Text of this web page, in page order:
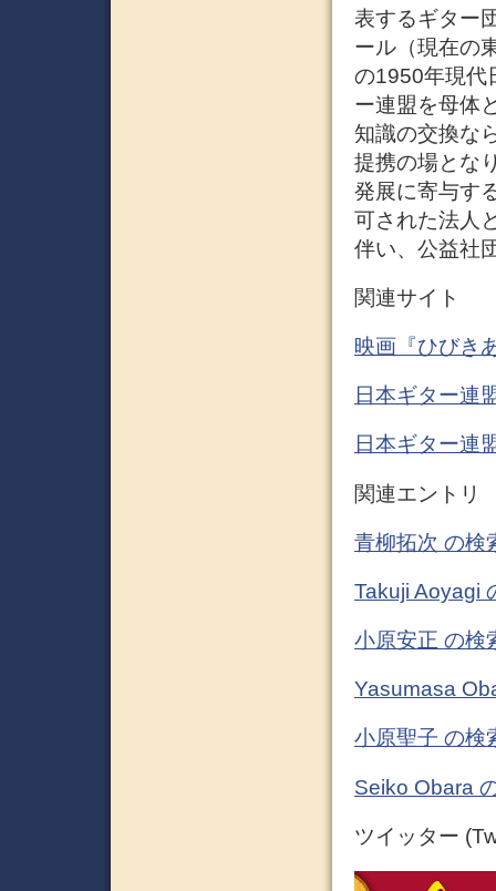
表するギター
ール（現在の
の1950年現代
ー連盟を母体
知識の交換な
提携の場とな
発展に寄与す
可された法人
伴い、公益社
関連サイト
映画『ひびき
日本ギター連
日本ギター連
関連エントリ
青柳拓次 の検
Takuji Aoyagi
小原安正 の検
Yasumasa
小原聖子 の検
Seiko Obara
ツイッター